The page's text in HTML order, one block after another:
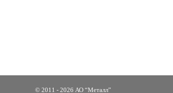
© 2011 - 2026 АО “Металл”